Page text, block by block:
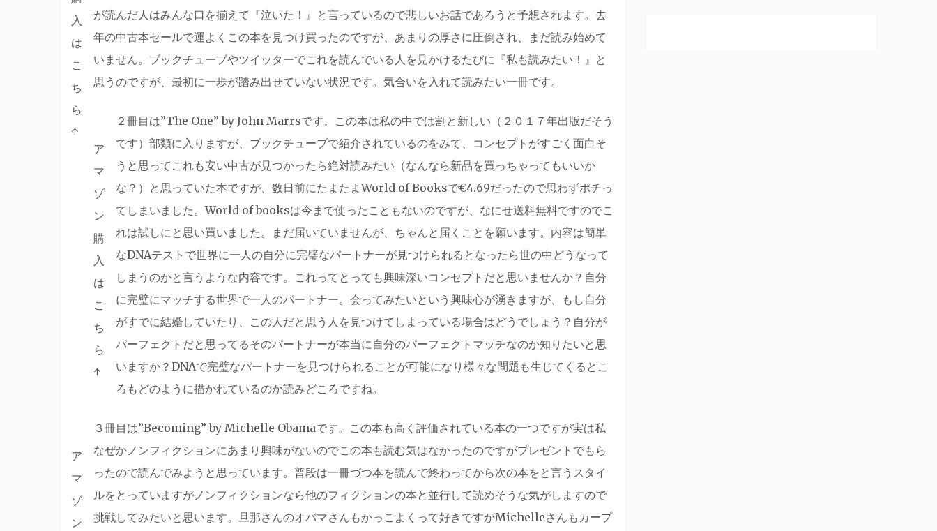
入
は
こ
ち
ら
↑
が読んだ人はみんな口を揃えて『泣いた！』と言っているので悲しいお話であろうと予想されます。去
年の中古本セールで運よくこの本を見つけ買ったのですが、あまりの厚さに圧倒され、まだ読み始めて
いません。ブックチューブやツイッターでこれを読んでいる人を見かけるたびに『私も読みたい！』と
思うのですが、最初に一歩が踏み出せていない状況です。気合いを入れて読みたい一冊です。
ア
マ
ゾ
ン
購
入
は
こ
ち
ら
↑
２冊目は”The One” by John Marrsです。この本は私の中では割と新しい（２０１７年出版だそう
です）部類に入りますが、ブックチューブで紹介されているのをみて、コンセプトがすごく面白そ
うと思ってこれも安い中古が見つかったら絶対読みたい（なんなら新品を買っちゃってもいいか
な？）と思っていた本ですが、数日前にたまたまWorld of Booksで€4.69だったので思わずポチっ
てしまいました。World of booksは今まで使ったこともないのですが、なにせ送料無料ですのでこ
れは試しにと思い買いました。まだ届いていませんが、ちゃんと届くことを願います。内容は簡単
なDNAテストで世界に一人の自分に完璧なパートナーが見つけられるとなったら世の中どうなって
しまうのかと言うような内容です。これってとっても興味深いコンセプトだと思いませんか？自分
に完璧にマッチする世界で一人のパートナー。会ってみたいという興味心が湧きますが、もし自分
がすでに結婚していたり、この人だと思う人を見つけてしまっている場合はどうでしょう？自分が
パーフェクトだと思ってるそのパートナーが本当に自分のパーフェクトマッチなのか知りたいと思
いますか？DNAで完璧なパートナーを見つけられることが可能になり様々な問題も生じてくるとこ
ろもどのように描かれているのか読みどころですね。
ア
マ
ゾ
ン
３冊目は”Becoming” by Michelle Obamaです。この本も高く評価されている本の一つですが実は私
なぜかノンフィクションにあまり興味がないのでこの本も読む気はなかったのですがプレゼントでもら
ったので読んでみようと思っています。普段は一冊づつ本を読んで終わってから次の本をと言うスタイ
ルをとっていますがノンフィクションなら他のフィクションの本と並行して読めそうな気がしますので
挑戦してみたいと思います。旦那さんのオバマさんもかっこよくって好きですがMichelleさんもカープ